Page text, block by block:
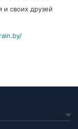
и своих друзей